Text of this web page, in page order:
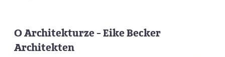
O Architekturze - Eike Becker
Architekten